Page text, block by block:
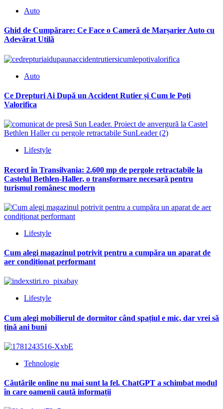
Auto
Ghid de Cumpărare: Ce Face o Cameră de Marșarier Auto cu
Adevărat Utilă
Auto
Ce Drepturi Ai După un Accident Rutier și Cum le Poți
Valorifica
Lifestyle
Record în Transilvania: 2.600 mp de pergole retractabile la
Castelul Bethlen-Haller, o transformare necesară pentru
turismul românesc modern
Lifestyle
Cum alegi magazinul potrivit pentru a cumpăra un aparat de
aer condiționat performant
Lifestyle
Cum alegi mobilierul de dormitor când spațiul e mic, dar vrei să
țină ani buni
Tehnologie
Căutările online nu mai sunt la fel. ChatGPT a schimbat modul
în care oamenii caută informații